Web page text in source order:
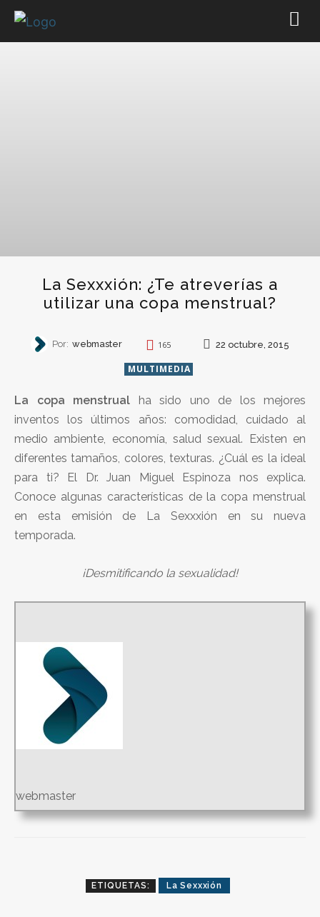
La Sexxxión: ¿Te atreverías a
utilizar una copa menstrual?
Por: webmaster 165 22 octubre, 2015
MULTIMEDIA
La copa menstrual ha sido uno de los mejores
inventos los últimos años: comodidad, cuidado al
medio ambiente, economía, salud sexual. Existen en
diferentes tamaños, colores, texturas. ¿Cuál es la ideal
para ti? El Dr. Juan Miguel Espinoza nos explica.
Conoce algunas características de la copa menstrual
en esta emisión de La Sexxxión en su nueva
temporada.
¡Desmitificando la sexualidad!
webmaster
ETIQUETAS: La Sexxxión